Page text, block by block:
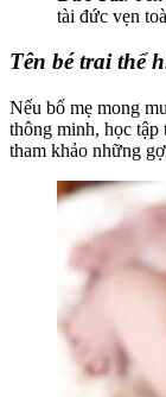
tài đức vẹn
Tên bé trai thể
Nếu bố mẹ mong
thông minh, học tập
tham khảo những